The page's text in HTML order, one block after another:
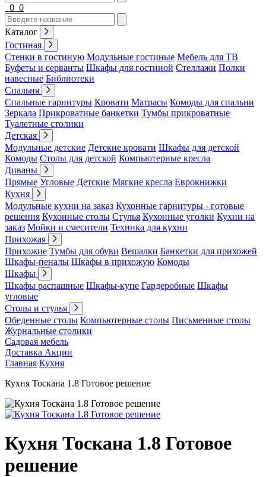
0 0
Каталог
Гостиная
Стенки в гостиную Модульные гостиные Мебель для ТВ
Буфеты и серванты Шкафы для гостиной Стеллажи Полки
навесные Библиотеки
Спальня
Спальные гарнитуры Кровати Матрасы Комоды для спальни
Зеркала Прикроватные банкетки Тумбы прикроватные
Туалетные столики
Детская
Модульные детские Детские кровати Шкафы для детской
Комоды Столы для детской Компьютерные кресла
Диваны
Прямые Угловые Детские Мягкие кресла Еврокнижки
Кухня
Модульные кухни на заказ Кухонные гарнитуры - готовые
решения Кухонные столы Стулья Кухонные уголки Кухни на
заказ Мойки и смесители Техника для кухни
Прихожая
Прихожие Тумбы для обуви Вешалки Банкетки для прихожей
Шкафы-пеналы Шкафы в прихожую Комоды
Шкафы
Шкафы распашные Шкафы-купе Гардеробные Шкафы
угловые
Столы и стулья
Обеденные столы Компьютерные столы Письменные столы
Журнальные столики
Садовая мебель
Доставка Акции
Главная Кухня
Кухня Тоскана 1.8 Готовое решение
Кухня Тоскана 1.8 Готовое
решение